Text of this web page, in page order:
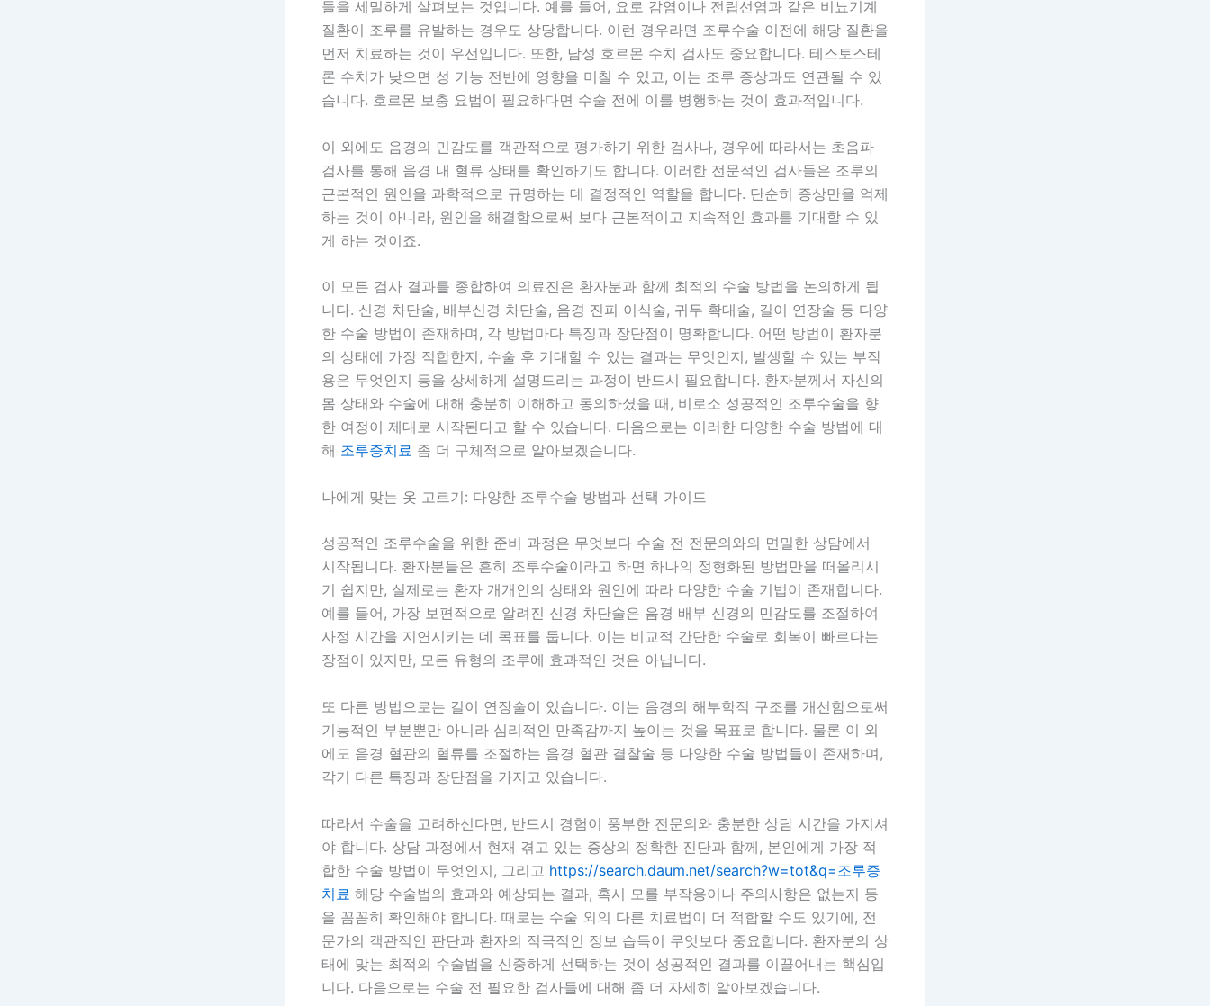
들을 세밀하게 살펴보는 것입니다. 예를 들어, 요로 감염이나 전립선염과 같은 비뇨기계
질환이 조루를 유발하는 경우도 상당합니다. 이런 경우라면 조루수술 이전에 해당 질환을
먼저 치료하는 것이 우선입니다. 또한, 남성 호르몬 수치 검사도 중요합니다. 테스토스테
론 수치가 낮으면 성 기능 전반에 영향을 미칠 수 있고, 이는 조루 증상과도 연관될 수 있
습니다. 호르몬 보충 요법이 필요하다면 수술 전에 이를 병행하는 것이 효과적입니다.
이 외에도 음경의 민감도를 객관적으로 평가하기 위한 검사나, 경우에 따라서는 초음파
검사를 통해 음경 내 혈류 상태를 확인하기도 합니다. 이러한 전문적인 검사들은 조루의
근본적인 원인을 과학적으로 규명하는 데 결정적인 역할을 합니다. 단순히 증상만을 억제
하는 것이 아니라, 원인을 해결함으로써 보다 근본적이고 지속적인 효과를 기대할 수 있
게 하는 것이죠.
이 모든 검사 결과를 종합하여 의료진은 환자분과 함께 최적의 수술 방법을 논의하게 됩
니다. 신경 차단술, 배부신경 차단술, 음경 진피 이식술, 귀두 확대술, 길이 연장술 등 다양
한 수술 방법이 존재하며, 각 방법마다 특징과 장단점이 명확합니다. 어떤 방법이 환자분
의 상태에 가장 적합한지, 수술 후 기대할 수 있는 결과는 무엇인지, 발생할 수 있는 부작
용은 무엇인지 등을 상세하게 설명드리는 과정이 반드시 필요합니다. 환자분께서 자신의
몸 상태와 수술에 대해 충분히 이해하고 동의하셨을 때, 비로소 성공적인 조루수술을 향
한 여정이 제대로 시작된다고 할 수 있습니다. 다음으로는 이러한 다양한 수술 방법에 대
해 조루증치료 좀 더 구체적으로 알아보겠습니다.
나에게 맞는 옷 고르기: 다양한 조루수술 방법과 선택 가이드
성공적인 조루수술을 위한 준비 과정은 무엇보다 수술 전 전문의와의 면밀한 상담에서
시작됩니다. 환자분들은 흔히 조루수술이라고 하면 하나의 정형화된 방법만을 떠올리시
기 쉽지만, 실제로는 환자 개개인의 상태와 원인에 따라 다양한 수술 기법이 존재합니다.
예를 들어, 가장 보편적으로 알려진 신경 차단술은 음경 배부 신경의 민감도를 조절하여
사정 시간을 지연시키는 데 목표를 둡니다. 이는 비교적 간단한 수술로 회복이 빠르다는
장점이 있지만, 모든 유형의 조루에 효과적인 것은 아닙니다.
또 다른 방법으로는 길이 연장술이 있습니다. 이는 음경의 해부학적 구조를 개선함으로써
기능적인 부분뿐만 아니라 심리적인 만족감까지 높이는 것을 목표로 합니다. 물론 이 외
에도 음경 혈관의 혈류를 조절하는 음경 혈관 결찰술 등 다양한 수술 방법들이 존재하며,
각기 다른 특징과 장단점을 가지고 있습니다.
따라서 수술을 고려하신다면, 반드시 경험이 풍부한 전문의와 충분한 상담 시간을 가지셔
야 합니다. 상담 과정에서 현재 겪고 있는 증상의 정확한 진단과 함께, 본인에게 가장 적
합한 수술 방법이 무엇인지, 그리고 https://search.daum.net/search?w=tot&q=조루증
치료 해당 수술법의 효과와 예상되는 결과, 혹시 모를 부작용이나 주의사항은 없는지 등
을 꼼꼼히 확인해야 합니다. 때로는 수술 외의 다른 치료법이 더 적합할 수도 있기에, 전
문가의 객관적인 판단과 환자의 적극적인 정보 습득이 무엇보다 중요합니다. 환자분의 상
태에 맞는 최적의 수술법을 신중하게 선택하는 것이 성공적인 결과를 이끌어내는 핵심입
니다. 다음으로는 수술 전 필요한 검사들에 대해 좀 더 자세히 알아보겠습니다.